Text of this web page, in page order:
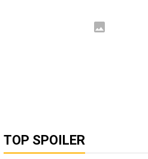
TOP SPOILER